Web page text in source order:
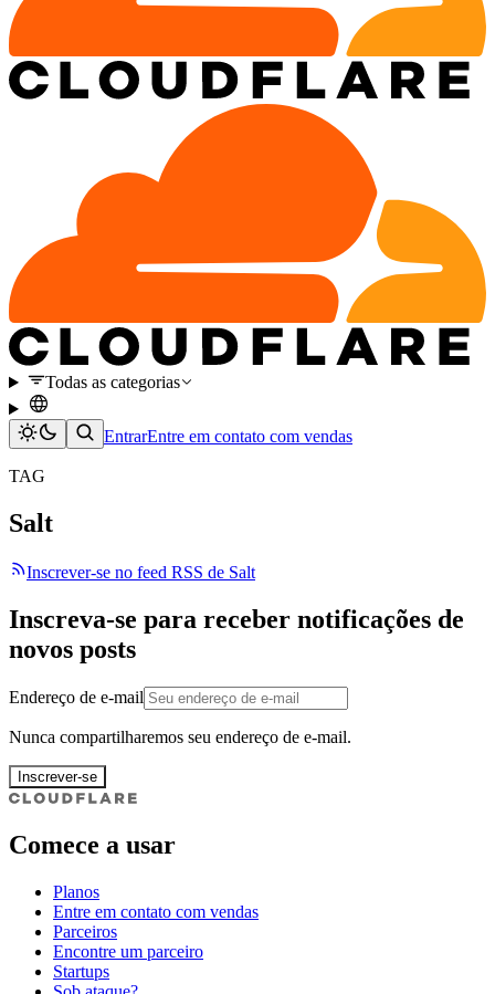
Todas as categorias
EntrarEntre em contato com vendas
TAG
Salt
Inscrever-se no feed RSS de Salt
Inscreva-se para receber notificações de
novos posts
Endereço de e-mail
Nunca compartilharemos seu endereço de e-mail.
Inscrever-se
Comece a usar
Planos
Entre em contato com vendas
Parceiros
Encontre um parceiro
Startups